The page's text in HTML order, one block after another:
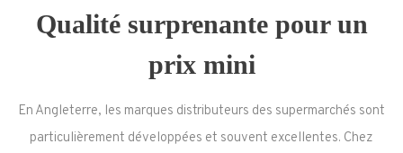
Qualité surprenante pour un
prix mini
En Angleterre, les marques distributeurs des supermarchés sont
particulièrement développées et souvent excellentes. Chez